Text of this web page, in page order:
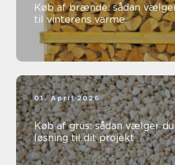
Køb af brænde: sådan
til vinterens varme
01. April 2026
Køb af grus: sådan vælger
løsning til dit projekt